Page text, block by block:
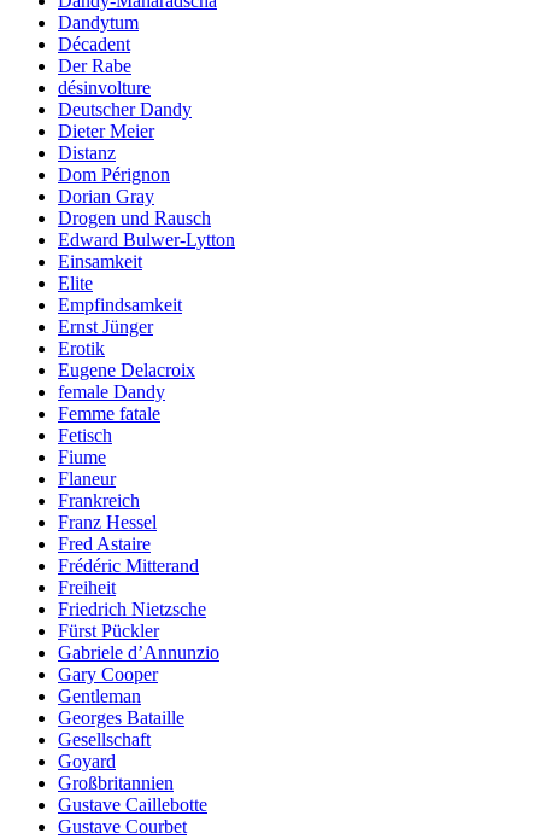
Dandytum
Décadent
Der Rabe
désinvolture
Deutscher Dandy
Dieter Meier
Distanz
Dom Pérignon
Dorian Gray
Drogen und Rausch
Edward Bulwer-Lytton
Einsamkeit
Elite
Empfindsamkeit
Ernst Jünger
Erotik
Eugene Delacroix
female Dandy
Femme fatale
Fetisch
Fiume
Flaneur
Frankreich
Franz Hessel
Fred Astaire
Frédéric Mitterand
Freiheit
Friedrich Nietzsche
Fürst Pückler
Gabriele d’Annunzio
Gary Cooper
Gentleman
Georges Bataille
Gesellschaft
Goyard
Großbritannien
Gustave Caillebotte
Gustave Courbet